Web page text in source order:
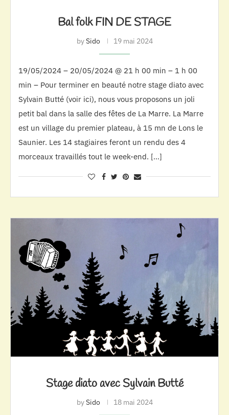
Bal folk FIN DE STAGE
bySido 19 mai 2024
19/05/2024 – 20/05/2024 @ 21 h 00 min – 1 h 00
min – Pour terminer en beauté notre stage diato avec
Sylvain Butté (voir ici), nous vous proposons un joli
petit bal dans la salle des fêtes de La Marre. La Marre
est un village du premier plateau, à 15 mn de Lons le
Saunier. Les 14 stagiaires feront un rendu des 4
morceaux travaillés tout le week-end. […]
Stage diato avec Sylvain Butté
bySido 18 mai 2024